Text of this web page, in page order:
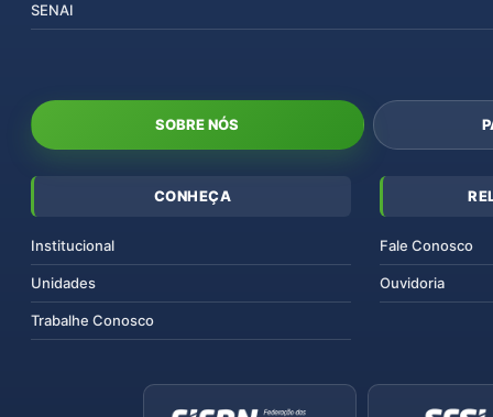
SENAI
SOBRE NÓS
CONHEÇA
Institucional
Unidades
Trabalhe Conosco
Fale Conosco
Ouvidoria